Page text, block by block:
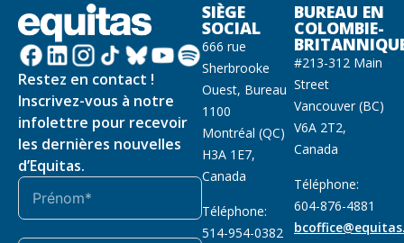
Restez en contact !
Inscrivez-vous à notre
infolettre pour recevoir
les dernières nouvelles
d’Equitas.
SIÈGE
SOCIAL
666 rue
Sherbrooke
Ouest, Bureau
1100
Montréal (QC)
H3A 1E7,
Canada
Téléphone:
514-954-0382
BUREAU EN
COLOMBIE-
#213-312 Main
Street
Vancouver (BC)
V6A 2T2,
Canada
Téléphone:
604-876-4881